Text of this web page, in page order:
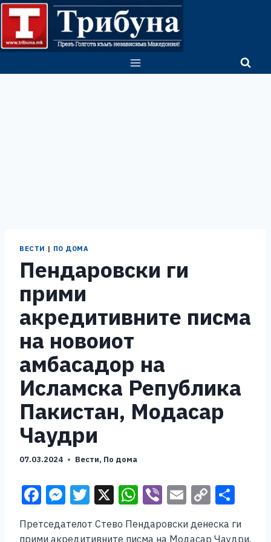
Skip
content
ВЕСТИ | ПО ДОМА
Пендаровски ги
прими
акредитивните писма
на новоиот
амбасадор на
Исламска Република
Пакистан, Модaсар
Чаудри
07.03.2024 Вести, По дома
F
c
M
ss
T
wi
tt
X W
at
Vi
er
E
ai
C
p ar
Претседателот Стево Пендаровски денеска ги
прими акредитивните писма на Модaсар Чаудри,